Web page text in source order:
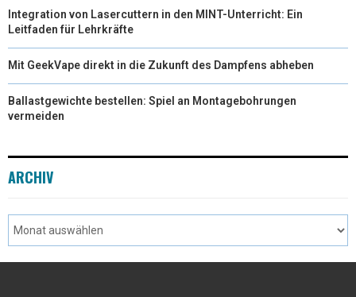
Integration von Lasercuttern in den MINT-Unterricht: Ein
Leitfaden für Lehrkräfte
Mit GeekVape direkt in die Zukunft des Dampfens abheben
Ballastgewichte bestellen: Spiel an Montagebohrungen
vermeiden
ARCHIV